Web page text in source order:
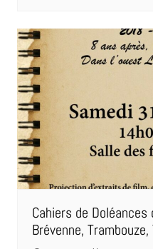
Cahiers de
Brévenne,